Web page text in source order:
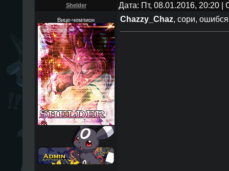
Shelder Дата: Пт, 08.01.2016, 20:20
Вице-чемпион Chazzy_Chaz, сори,